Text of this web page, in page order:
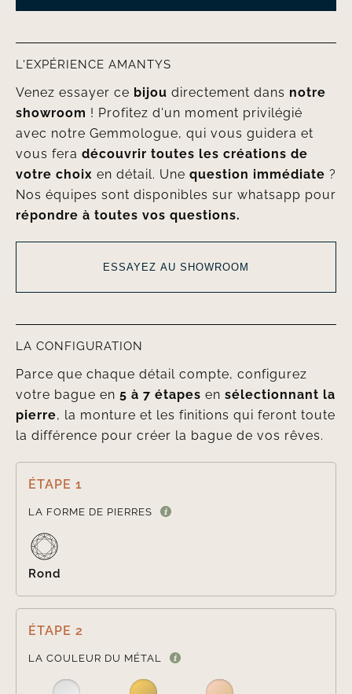
L'EXPÉRIENCE AMANTYS
Venez essayer ce bijou directement dans notre
showroom ! Profitez d'un moment privilégié
avec notre Gemmologue, qui vous guidera et
vous fera découvrir toutes les créations de
votre choix en détail. Une question immédiate ?
Nos équipes sont disponibles sur whatsapp pour
répondre à toutes vos questions.
ESSAYEZ AU SHOWROOM
LA CONFIGURATION
Parce que chaque détail compte, configurez
votre bague en 5 à 7 étapes en sélectionnant la
pierre, la monture et les finitions qui feront toute
la différence pour créer la bague de vos rêves.
ÉTAPE 1
LA FORME DE PIERRES
Rond
ÉTAPE 2
LA COULEUR DU MÉTAL